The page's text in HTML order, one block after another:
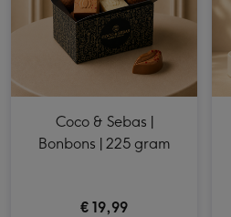
Coco & Sebas |
Bonbons | 225 gram
€ 19,99